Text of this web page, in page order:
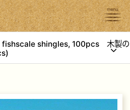
shingles, 100pcs 木製の